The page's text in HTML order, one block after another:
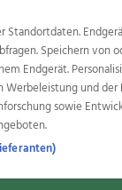
des
i.at OÖNow
OÖNachrichten
OÖN Reise
wasistlos.at
Standortdaten.
Speichern von
Endgerät.
Werbeleistung und
sowie